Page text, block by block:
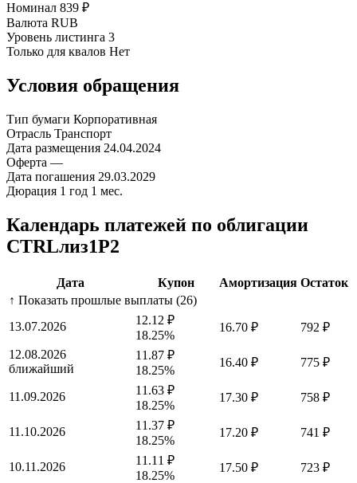
Номинал 839 ₽
Валюта RUB
Уровень листинга 3
Только для квалов Нет
Условия обращения
Тип бумаги Корпоративная
Отрасль Транспорт
Дата размещения 24.04.2024
Оферта —
Дата погашения 29.03.2029
Дюрация 1 год 1 мес.
Календарь платежей по облигации
CTRLлиз1Р2
Дата Купон Амортизация Остаток
↑ Показать прошлые выплаты (26)
13.07.2026
12.12 ₽
18.25%
16.70 ₽
792 ₽
12.08.2026
ближайший
11.87 ₽
18.25%
16.40 ₽ 775 ₽
11.09.2026
11.63 ₽
18.25%
17.30 ₽ 758 ₽
11.10.2026
11.37 ₽
18.25%
17.20 ₽ 741 ₽
10.11.2026
11.11 ₽
18.25%
17.50 ₽ 723 ₽